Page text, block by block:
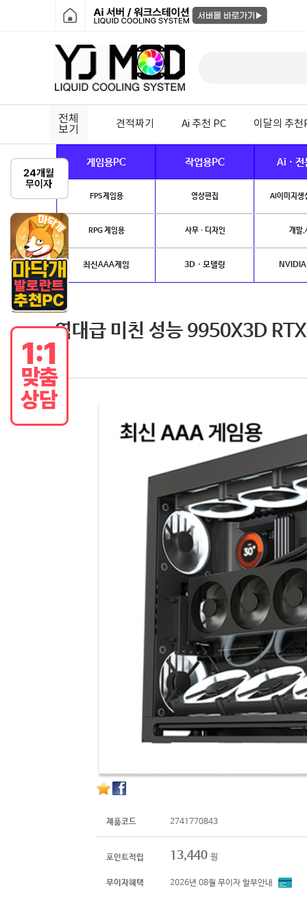
전체
보기
견적짜기 Ai 추천 PC 이달의 추천
게임용PC 작업용PC Ai · 전
FPS게임용 영상편집 AI이미지생
RPG 게임용 사무 · 디자인 개발.
최신AAA게임 3D · 모델링
역대급 미친 성능 9950X3D
제품코드 2741770843
포인트적립 13,440 원
무이자혜택 2026년 08월 무이자 할부안내